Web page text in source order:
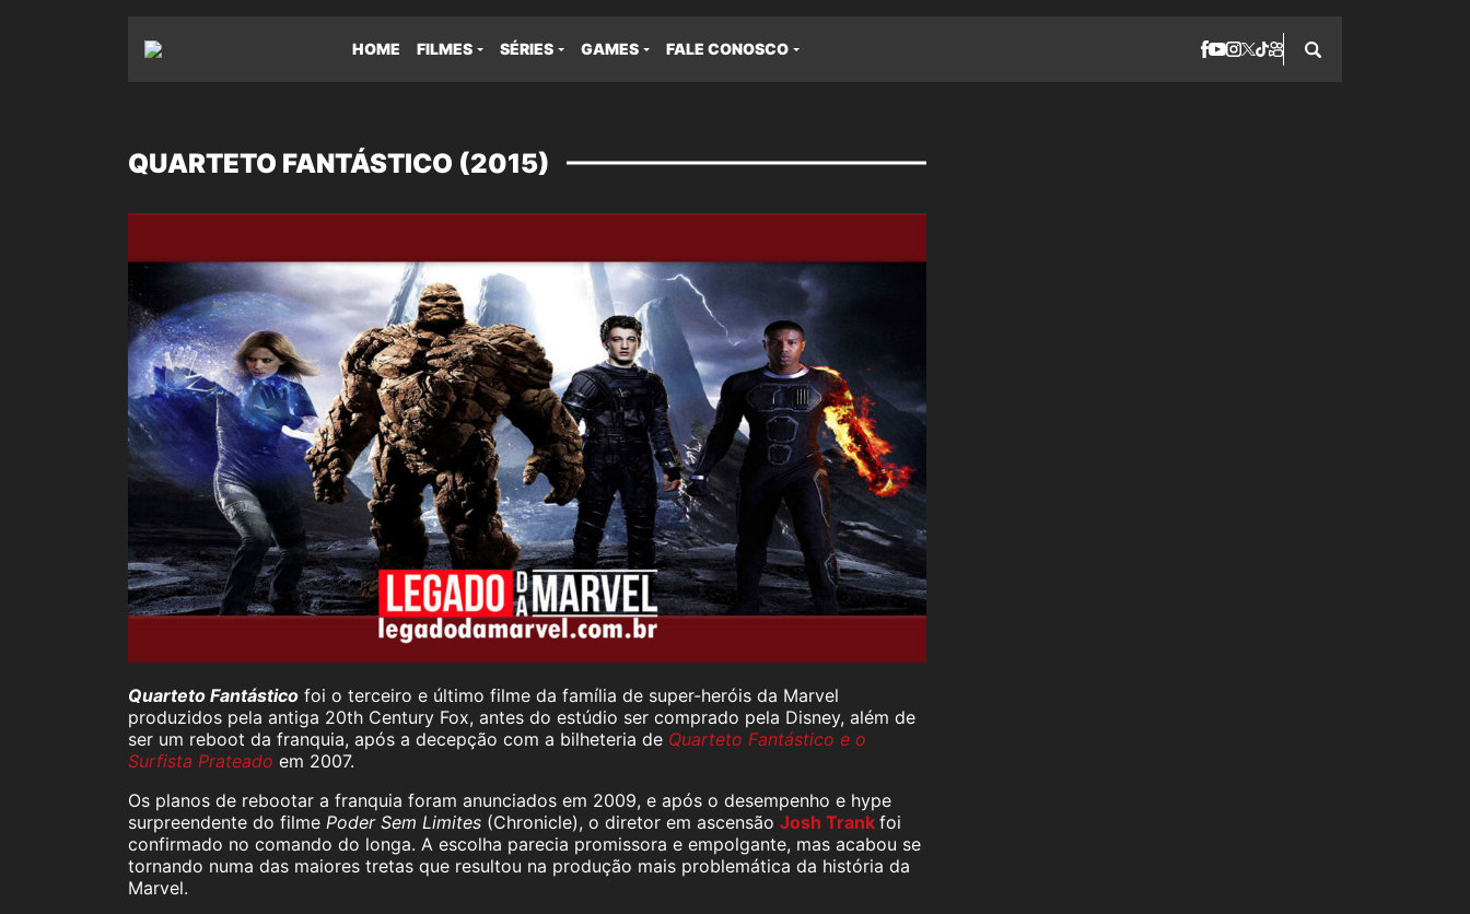
HOME FILMES SÉRIES GAMES FALE CONOSCO
QUARTETO FANTÁSTICO (2015)
Quarteto Fantástico foi o terceiro e último filme da família de super-heróis da Marvel
produzidos pela antiga 20th Century Fox, antes do estúdio ser comprado pela Disney, além de
ser um reboot da franquia, após a decepção com a bilheteria de Quarteto Fantástico e o
Surfista Prateado em 2007.
Os planos de rebootar a franquia foram anunciados em 2009, e após o desempenho e hype
surpreendente do filme Poder Sem Limites (Chronicle), o diretor em ascensão Josh Trank foi
confirmado no comando do longa. A escolha parecia promissora e empolgante, mas acabou se
tornando numa das maiores tretas que resultou na produção mais problemática da história da
Marvel.